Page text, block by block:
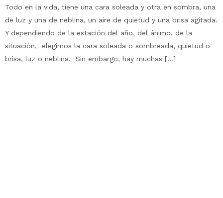
Todo en la vida, tiene una cara soleada y otra en sombra, una
de luz y una de neblina, un aire de quietud y una brisa agitada.
Y dependiendo de la estación del año, del ánimo, de la
situación, elegimos la cara soleada o sombreada, quietud o
brisa, luz o neblina. Sin embargo, hay muchas […]